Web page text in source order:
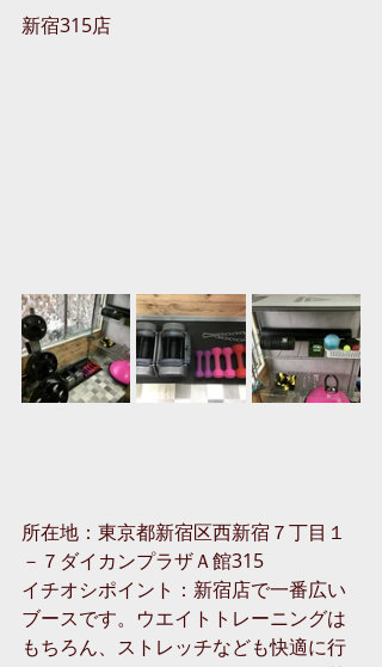
新宿315店
所在地： 東京都新宿区西新宿７丁目１
－７ダイカンプラザＡ館315
イチオシポイント：新宿店で一番広い
ブースです。ウエイトトレーニングは
もちろん、ストレッチなども快適に行